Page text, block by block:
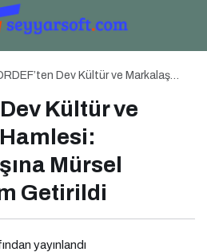
Dev Kültür ve Markalaşma
Sağlam Getirildi
Kültür ve
Mürsel
Getirildi
yayınlandı
Teknolojileri Konferansı